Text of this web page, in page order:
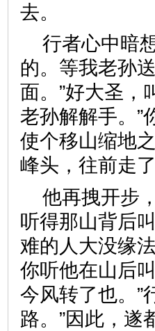
去。
行者心中暗
的。等我老孙
面。”好大圣，
老孙解解手。”
使个移山缩地
峰头，往前
他再拽开步
听得那山背后
难的人大没缘
你听他在山后
今风转了也。”
路。”因此，遂